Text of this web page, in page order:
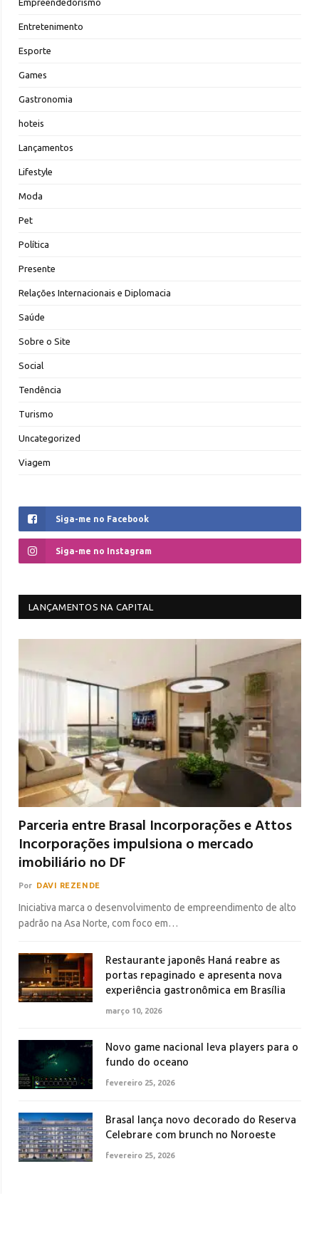
Entretenimento
Esporte
Games
Gastronomia
hoteis
Lançamentos
Lifestyle
Moda
Pet
Política
Presente
Relações Internacionais e Diplomacia
Saúde
Sobre o Site
Social
Tendência
Turismo
Uncategorized
Viagem
Siga-me no Facebook
Siga-me no Instagram
LANÇAMENTOS NA CAPITAL
Parceria entre Brasal Incorporações e Attos
Incorporações impulsiona o mercado
imobiliário no DF
Por DAVI REZENDE
Iniciativa marca o desenvolvimento de empreendimento de alto
padrão na Asa Norte, com foco em…
Restaurante japonês Haná reabre as
portas repaginado e apresenta nova
experiência gastronômica em Brasília
março 10, 2026
Novo game nacional leva players para o
fundo do oceano
fevereiro 25, 2026
Brasal lança novo decorado do Reserva
Celebrare com brunch no Noroeste
fevereiro 25, 2026